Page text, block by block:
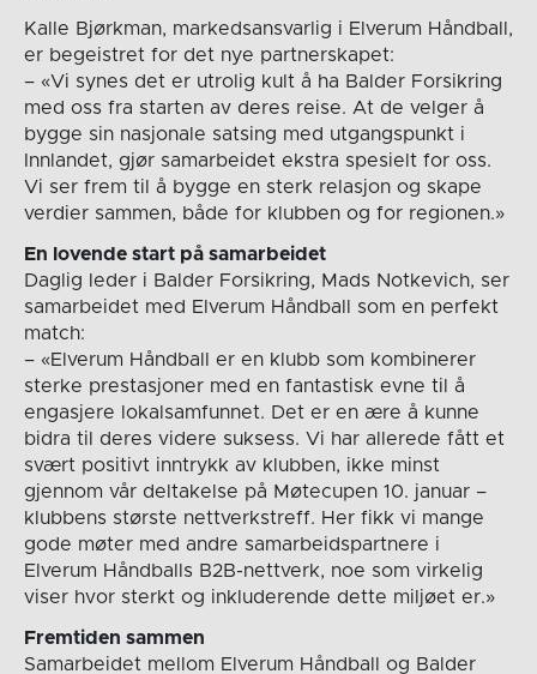
Kalle Bjørkman, markedsansvarlig i Elverum Håndball,
er begeistret for det nye partnerskapet:
– «Vi synes det er utrolig kult å ha Balder Forsikring
med oss fra starten av deres reise. At de velger å
bygge sin nasjonale satsing med utgangspunkt i
Innlandet, gjør samarbeidet ekstra spesielt for oss.
Vi ser frem til å bygge en sterk relasjon og skape
verdier sammen, både for klubben og for regionen.»
En lovende start på samarbeidet
Daglig leder i Balder Forsikring, Mads Notkevich, ser
samarbeidet med Elverum Håndball som en perfekt
match:
– «Elverum Håndball er en klubb som kombinerer
sterke prestasjoner med en fantastisk evne til å
engasjere lokalsamfunnet. Det er en ære å kunne
bidra til deres videre suksess. Vi har allerede fått et
svært positivt inntrykk av klubben, ikke minst
gjennom vår deltakelse på Møtecupen 10. januar –
klubbens største nettverkstreff. Her fikk vi mange
gode møter med andre samarbeidspartnere i
Elverum Håndballs B2B-nettverk, noe som virkelig
viser hvor sterkt og inkluderende dette miljøet er.»
Fremtiden sammen
Samarbeidet mellom Elverum Håndball og Balder